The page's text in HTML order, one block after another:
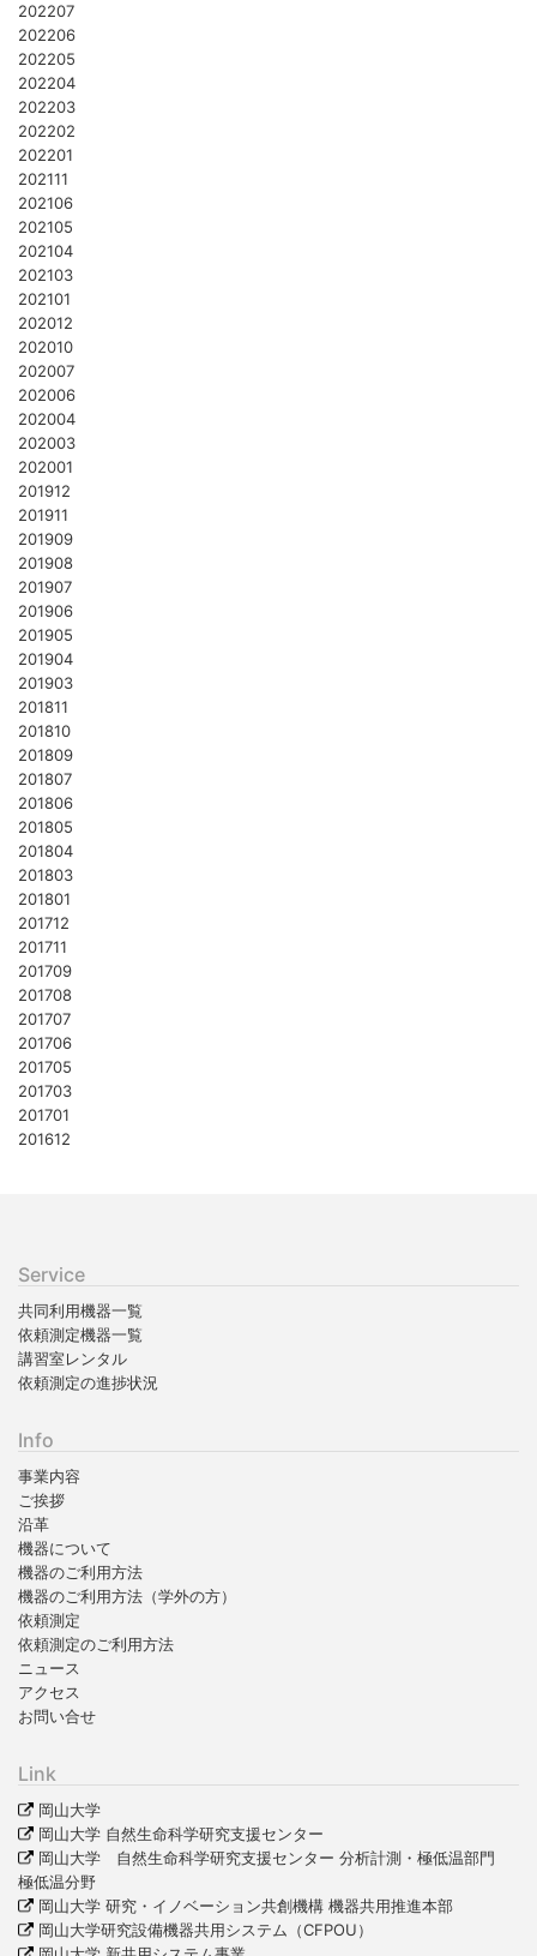
202207
202206
202205
202204
202203
202202
202201
202111
202106
202105
202104
202103
202101
202012
202010
202007
202006
202004
202003
202001
201912
201911
201909
201908
201907
201906
201905
201904
201903
201811
201810
201809
201807
201806
201805
201804
201803
201801
201712
201711
201709
201708
201707
201706
201705
201703
201701
201612
Service
共同利用機器一覧
依頼測定機器一覧
講習室レンタル
依頼測定の進捗状況
Info
事業内容
ご挨拶
沿革
機器について
機器のご利用方法
機器のご利用方法（学外の方）
依頼測定
依頼測定のご利用方法
ニュース
アクセス
お問い合せ
Link
岡山大学
岡山大学 自然生命科学研究支援センター
岡山大学 自然生命科学研究支援センター 分析計測・極低温部門
極低温分野
岡山大学 研究・イノベーション共創機構 機器共用推進本部
岡山大学研究設備機器共用システム（CFPOU）